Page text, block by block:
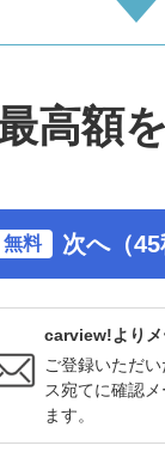
高額
無料 次へ（45
carview!よりメ
ご登録いただ
ス宛てに確認
ます。